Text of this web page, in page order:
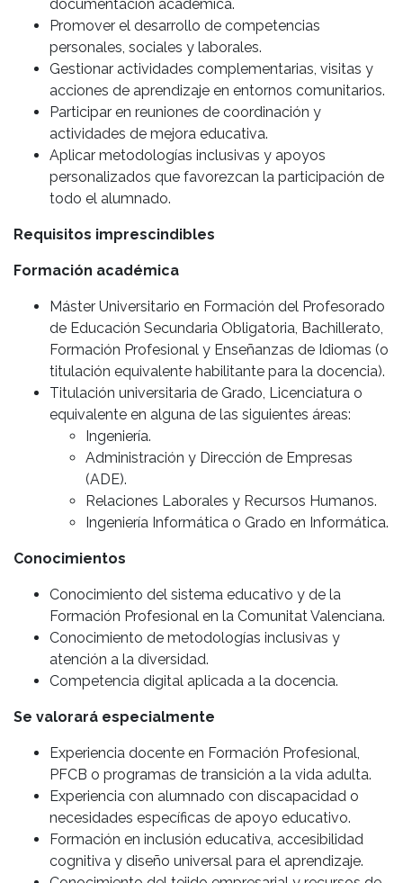
documentación académica.
Promover el desarrollo de competencias
personales, sociales y laborales.
Gestionar actividades complementarias, visitas y
acciones de aprendizaje en entornos comunitarios.
Participar en reuniones de coordinación y
actividades de mejora educativa.
Aplicar metodologías inclusivas y apoyos
personalizados que favorezcan la participación de
todo el alumnado.
Requisitos imprescindibles
Formación académica
Máster Universitario en Formación del Profesorado
de Educación Secundaria Obligatoria, Bachillerato,
Formación Profesional y Enseñanzas de Idiomas (o
titulación equivalente habilitante para la docencia).
Titulación universitaria de Grado, Licenciatura o
equivalente en alguna de las siguientes áreas:
Ingeniería.
Administración y Dirección de Empresas
(ADE).
Relaciones Laborales y Recursos Humanos.
Ingeniería Informática o Grado en Informática.
Conocimientos
Conocimiento del sistema educativo y de la
Formación Profesional en la Comunitat Valenciana.
Conocimiento de metodologías inclusivas y
atención a la diversidad.
Competencia digital aplicada a la docencia.
Se valorará especialmente
Experiencia docente en Formación Profesional,
PFCB o programas de transición a la vida adulta.
Experiencia con alumnado con discapacidad o
necesidades específicas de apoyo educativo.
Formación en inclusión educativa, accesibilidad
cognitiva y diseño universal para el aprendizaje.